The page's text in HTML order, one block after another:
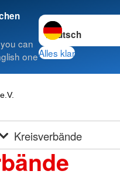
can
one
Sprache wechseln
Alles klar
Kreisverbände